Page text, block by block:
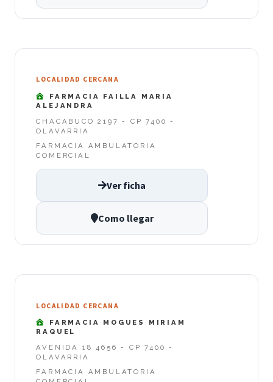
LOCALIDAD CERCANA
FARMACIA FAILLA MARIA
ALEJANDRA
CHACABUCO 2197 - CP 7400 -
OLAVARRIA
FARMACIA AMBULATORIA
COMERCIAL
Ver ficha
Como llegar
LOCALIDAD CERCANA
FARMACIA MOGUES MIRIAM
RAQUEL
AVENIDA 18 4656 - CP 7400 -
OLAVARRIA
FARMACIA AMBULATORIA